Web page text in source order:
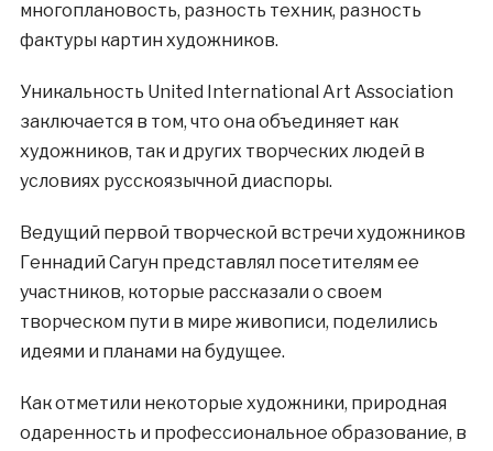
многоплановость, разность техник, разность
фактуры картин художников.
Уникальность United International Art Association
заключается в том, что она объединяет как
художников, так и других творческих людей в
условиях русскоязычной диаспоры.
Ведущий первой творческой встречи художников
Геннадий Сагун представлял посетителям ее
участников, которые рассказали о своем
творческом пути в мире живописи, поделились
идеями и планами на будущее.
Как отметили некоторые художники, природная
одаренность и профессиональное образование, в